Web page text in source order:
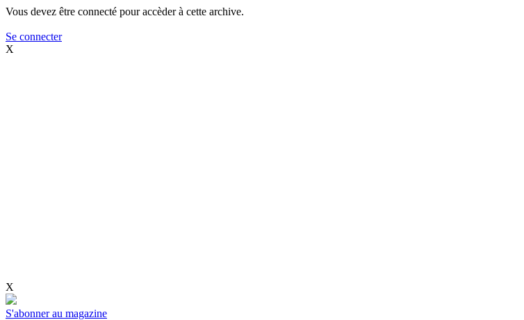
Vous devez être connecté pour accèder à cette archive.
Se connecter
X
X
S'abonner au magazine